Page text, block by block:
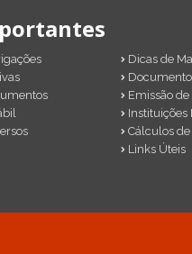
Dicas de
Emissão de
Instituições
Cálculos
Links Úteis